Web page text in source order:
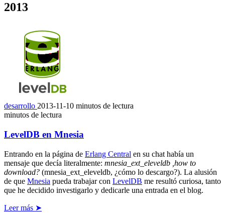
2013
desarrollo 2013-11-10 minutos de lectura
minutos de lectura
LevelDB en Mnesia
Entrando en la página de Erlang Central en su chat había un
mensaje que decía literalmente: mnesia_ext_eleveldb ,how to
download? (mnesia_ext_eleveldb, ¿cómo lo descargo?). La alusión
de que Mnesia pueda trabajar con LevelDB me resultó curiosa, tanto
que he decidido investigarlo y dedicarle una entrada en el blog.
Leer más ➤